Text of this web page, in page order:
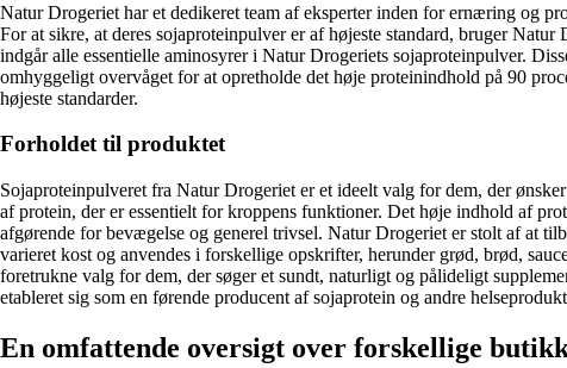
Natur Drogeriet har et dedikeret team af eksperter inden for ernæring og
For at sikre, at deres sojaproteinpulver er af højeste standard, bruger
indgår alle essentielle aminosyrer i Natur Drogeriets sojaproteinpulver.
omhyggeligt overvåget for at opretholde det høje proteinindhold på 90
højeste standarder.
Forholdet til produktet
Sojaproteinpulveret fra Natur Drogeriet er et ideelt valg for dem, der
af protein, der er essentielt for kroppens funktioner. Det høje indhold af
afgørende for bevægelse og generel trivsel. Natur Drogeriet er stolt af at
varieret kost og anvendes i forskellige opskrifter, herunder grød, brød,
foretrukne valg for dem, der søger et sundt, naturligt og pålideligt
etableret sig som en førende producent af sojaprotein og andre
En omfattende oversigt over forskellige